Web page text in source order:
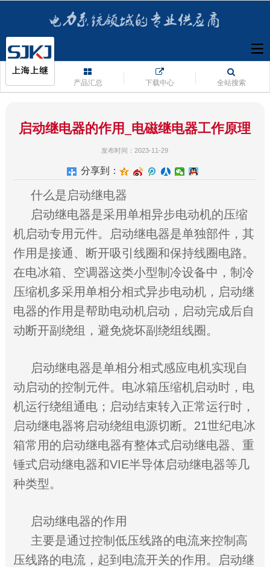
产品汇总 下载中心 全站搜索
启动继电器的作用_电磁继电器工作原理
发布时间：2023-11-29
分享到：
什么是启动继电器
启动继电器是采用单相异步电动机的压缩
机启动专用元件。启动继电器是单独部件，其
作用是接通、断开吸引线圈和保持线圈电路。
在电冰箱、空调器这类小型制冷设备中，制冷
压缩机多采用单相分相式异步电动机，启动继
电器的作用是帮助电动机启动，启动完成后自
动断开副绕组，避免烧坏副绕组线圈。
启动继电器是单相分相式感应电机实现自
动启动的控制元件。电冰箱压缩机启动时，电
机运行绕组通电；启动结束转入正常运行时，
启动继电器将启动绕组电源切断。21世纪电冰
箱常用的启动继电器有整体式启动继电器、重
锤式启动继电器和VIE半导体启动继电器等几
种类型。
启动继电器的作用
主要是通过控制低压线路的电流来控制高
压线路的电流，起到电流开关的作用。启动继